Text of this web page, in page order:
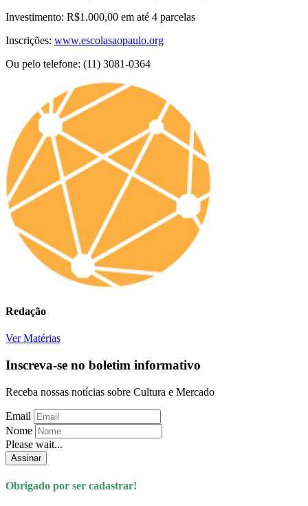
Investimento: R$1.000,00 em até 4 parcelas
Inscrições: www.escolasaopaulo.org
Ou pelo telefone: (11) 3081-0364
Redação
Ver Matérias
Inscreva-se no boletim informativo
Receba nossas notícias sobre Cultura e Mercado
Email
Nome
Please wait...
Assinar
Obrigado por ser cadastrar!